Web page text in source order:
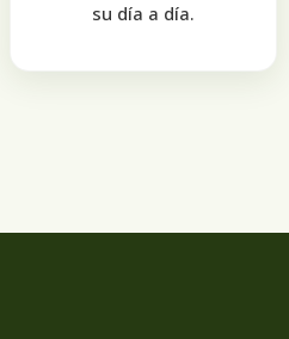
su día a día.